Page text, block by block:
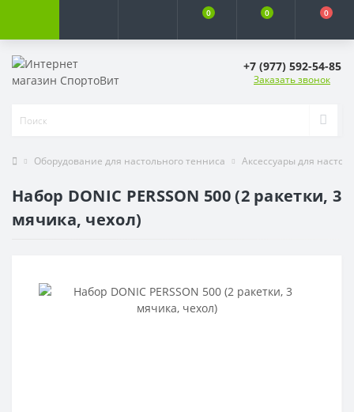
0 0 0
+7 (977) 592-54-85
Заказать звонок
Оборудование для настольного тенниса Аксессуары для
Набор DONIC PERSSON 500 (2 ракетки, 3
мячика, чехол)